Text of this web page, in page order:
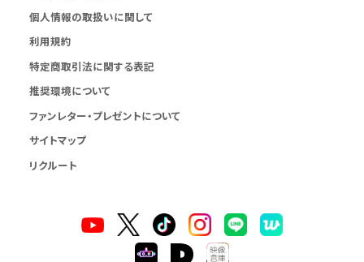
個人情報の取扱いに関して
利用規約
特定商取引法に関する表記
推奨環境について
ファンレター・プレゼントについて
サイトマップ
リクルート